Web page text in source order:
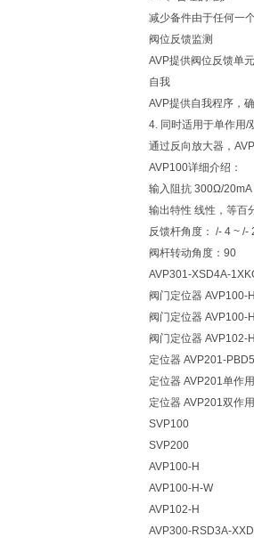
减少备件由于任何一
阀位反馈监测
AVP提供阀位反馈单
自我
AVP提供自我程序，
4. 同时适用于单作用/
通过反向放大器，
AVP100详细介绍：
输入阻抗 300Ω/20mA
输出特性 线性，等百
反馈杆角度： /- 4 ~ /-
阀杆转动角度：90
AVP301-XSD4A-
阀门定位器 AVP100-
阀门定位器 AVP100-
阀门定位器 AVP102-
定位器 AVP201-
定位器 AVP201单作用
定位器 AVP201双作用
SVP100
SVP200
AVP100-H
AVP100-H-W
AVP102-H
AVP300-RSD3A-